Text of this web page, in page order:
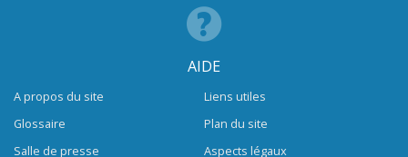
AIDE
A propos du site
Glossaire
Salle de presse
Liens utiles
Plan du site
Aspects légaux